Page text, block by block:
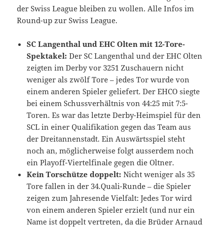
der Swiss League bleiben zu wollen. Alle Infos im
Round-up zur Swiss League.
SC Langenthal und EHC Olten mit 12-Tore-
Spektakel: Der SC Langenthal und der EHC Olten
zeigten im Derby vor 3251 Zuschauern nicht
weniger als zwölf Tore – jedes Tor wurde von
einem anderen Spieler geliefert. Der EHCO siegte
bei einem Schussverhältnis von 44:25 mit 7:5-
Toren. Es war das letzte Derby-Heimspiel für den
SCL in einer Qualifikation gegen das Team aus
der Dreitannenstadt. Ein Auswärtsspiel steht
noch an, möglicherweise folgt ausserdem noch
ein Playoff-Viertelfinale gegen die Oltner.
Kein Torschütze doppelt: Nicht weniger als 35
Tore fallen in der 34.Quali-Runde – die Spieler
zeigen zum Jahresende Vielfalt: Jedes Tor wird
von einem anderen Spieler erzielt (und nur ein
Name ist doppelt vertreten, da die Brüder Arnaud